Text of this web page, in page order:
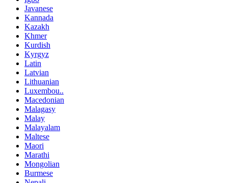
Javanese
Kannada
Kazakh
Khmer
Kurdish
Kyrgyz
Latin
Latvian
Lithuanian
Luxembou..
Macedonian
Malagasy
Malay
Malayalam
Maltese
Maori
Marathi
Mongolian
Burmese